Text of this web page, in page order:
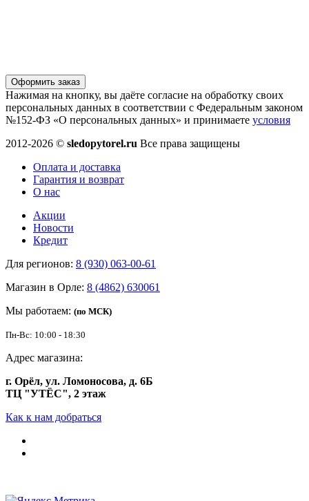
Оформить заказ
Нажимая на кнопку, вы даёте согласие на обработку своих
персональных данных в соответствии с Федеральным законом
№152-ФЗ «О персональных данных» и принимаете условия
2012-2026 © sledopytorel.ru Все права защищены
Оплата и доставка
Гарантия и возврат
О нас
Акции
Новости
Кредит
Для регионов: 8 (930) 063-00-61
Магазин в Орле: 8 (4862) 630061
Мы работаем: (по МСК)
Пн-Вс: 10:00 - 18:30
Адрес магазина:
г. Орёл, ул. Ломоносова, д. 6Б
ТЦ "УТЁС", 2 этаж
Как к нам добраться